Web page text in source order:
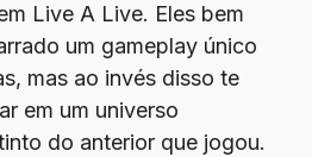
Live A Live. Eles bem
um gameplay único
mas ao invés disso te
em um universo
do anterior que jogou.